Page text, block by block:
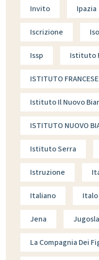
Invito Ipazia
Iscrizione
Issp Istituto
ISTITUTO
Istituto Il Nuovo
ISTITUTO NUOVO
Istituto Serra
Istruzione
Italiano
Jena
La Compagnia Dei